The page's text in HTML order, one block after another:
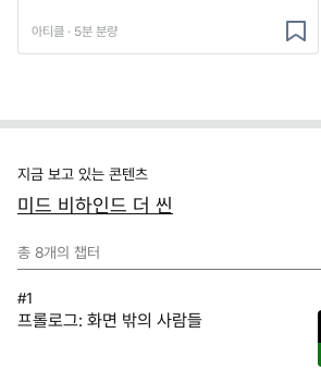
아티클 · 5분 분량
지금 보고 있는 콘텐츠
미드 비하인드 더 씬
총 8개의 챕터
#1
프롤로그: 화면 밖의 사람들